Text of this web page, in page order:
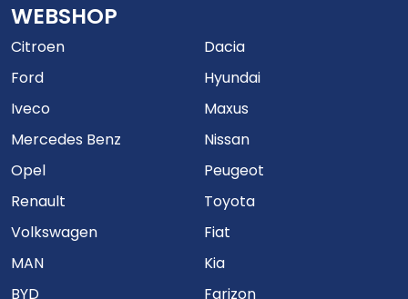
WEBSHOP
Citroen
Dacia
Ford
Hyundai
Iveco
Maxus
Mercedes Benz
Nissan
Opel
Peugeot
Renault
Toyota
Volkswagen
Fiat
MAN
Kia
BYD
Farizon